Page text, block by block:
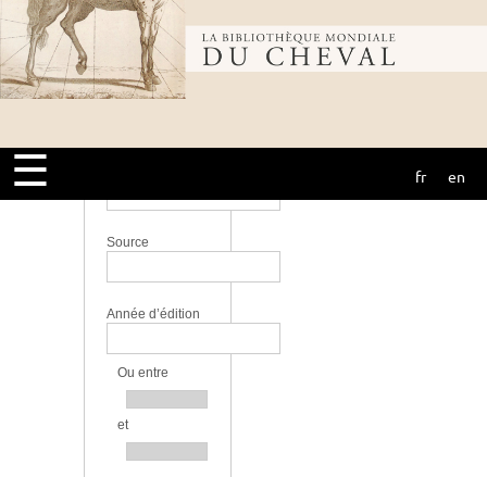
Bibliothèque
mondiale du
cheval
☰ fr en
Langue
Source
Année d’édition
Ou entre
et